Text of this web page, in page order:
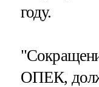
году.
ОПЕК,